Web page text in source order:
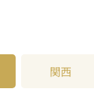
関西